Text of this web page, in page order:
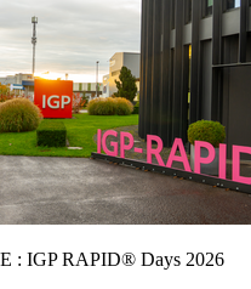
: IGP RAPID® Days 2026